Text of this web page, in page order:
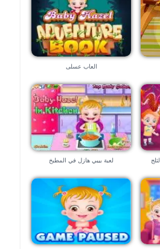
العاب عسلى
لعبة بيبي هازل في المطبخ